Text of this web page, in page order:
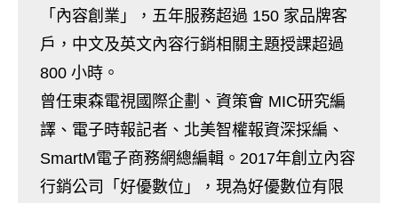
「內容創業」，五年服務超過 150 家品牌客
戶，中文及英文內容行銷相關主題授課超過
800 小時。
曾任東森電視國際企劃、資策會 MIC研究編
譯、電子時報記者、北美智權報資深採編、
SmartM電子商務網總編輯。2017年創立內容
行銷公司「好優數位」，現為好優數位有限